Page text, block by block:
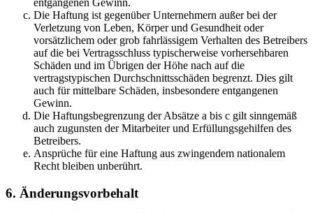
entgangenen Gewinn.
Die Haftung ist gegenüber Unternehmern außer bei der
Verletzung von Leben, Körper und Gesundheit oder
vorsätzlichem oder grob fahrlässigem Verhalten des Betreibers
auf die bei Vertragsschluss typischerweise vorhersehbaren
Schäden und im Übrigen der Höhe nach auf die
vertragstypischen Durchschnittsschäden begrenzt. Dies gilt
auch für mittelbare Schäden, insbesondere entgangenen
Gewinn.
Die Haftungsbegrenzung der Absätze a bis c gilt sinngemäß
auch zugunsten der Mitarbeiter und Erfüllungsgehilfen des
Betreibers.
Ansprüche für eine Haftung aus zwingendem nationalem
Recht bleiben unberührt.
6. Änderungsvorbehalt